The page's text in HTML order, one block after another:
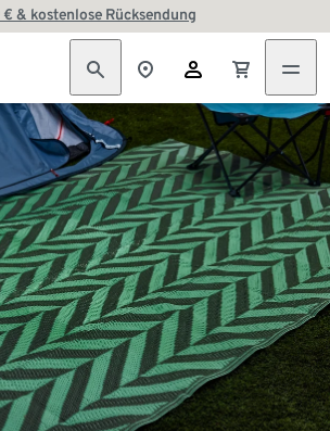
& kostenlose Rücksendung